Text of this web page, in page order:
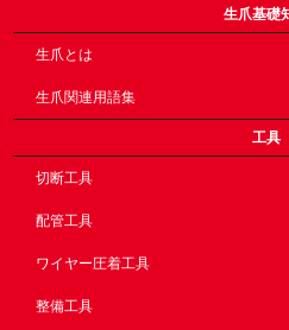
生爪基礎
生爪とは
生爪関連用語集
工具
切断工具
配管工具
ワイヤー圧着工具
整備工具